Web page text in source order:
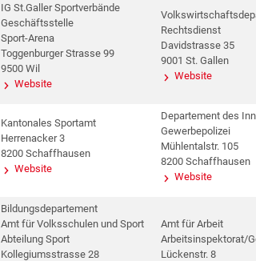
IG St.Galler Sportverbände
Geschäftsstelle
Sport-Arena
Toggenburger Strasse 99
9500 Wil
Website
Rechtsdienst
Davidstrasse 35
9001 St. Gallen
Website
Kantonales Sportamt
Herrenacker 3
8200 Schaffhausen
Website
Departement des
Gewerbepolizei
Mühlentalstr. 105
8200 Schaffhausen
Website
Bildungsdepartement
Amt für Volksschulen und Sport
Abteilung Sport
Kollegiumsstrasse 28
Amt für Arbeit
Arbeitsinspektorat/
Lückenstr. 8